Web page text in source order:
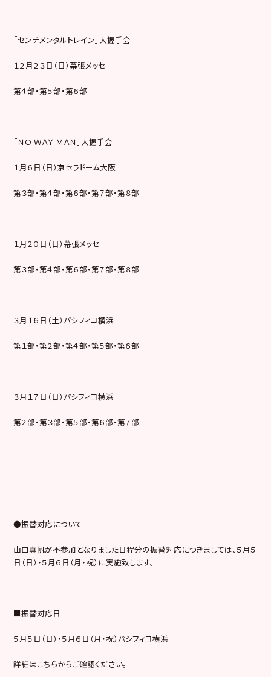
「センチメンタルトレイン」大握手会
１２月２３日（日）幕張メッセ
第４部・第５部・第６部
「ＮＯ ＷＡＹ ＭＡＮ」大握手会
１月６日（日）京セラドーム大阪
第３部・第４部・第６部・第７部・第８部
１月２０日（日）幕張メッセ
第３部・第４部・第６部・第７部・第８部
３月１６日（土）パシフィコ横浜
第１部・第２部・第４部・第５部・第６部
３月１７日（日）パシフィコ横浜
第２部・第３部・第５部・第６部・第７部
●振替対応について
山口真帆が不参加となりました日程分の振替対応につきましては、５月５
日（日）・５月６日（月・祝）に実施致します。
■振替対応日
５月５日（日）・５月６日（月・祝）パシフィコ横浜
詳細はこちらからご確認ください。